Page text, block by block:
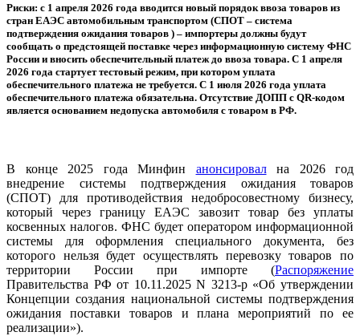
Риски: с 1 апреля 2026 года вводится новый порядок ввоза товаров из
стран ЕАЭС автомобильным транспортом (СПОТ – система
подтверждения ожидания товаров ) – импортеры должны будут
сообщать о предстоящей поставке через информационную систему ФНС
России и вносить обеспечительный платеж до ввоза товара. С 1 апреля
2026 года стартует тестовый режим, при котором уплата
обеспечительного платежа не требуется. С 1 июля 2026 года уплата
обеспечительного платежа обязательна. Отсутствие ДОПП с QR-кодом
является основанием недопуска автомобиля с товаром в РФ.
В конце 2025 года Минфин анонсировална 2026 год
внедрение системы подтверждения ожидания товаров
(СПОТ) для противодействия недобросовестному бизнесу,
который через границу ЕАЭС завозит товар без уплаты
косвенных налогов. ФНС будет оператором информационной
системы для оформления специального документа, без
которого нельзя будет осуществлять перевозку товаров по
территории России при импорте (Распоряжение
Правительства РФ от 10.11.2025 N 3213-р «Об утверждении
Концепции создания национальной системы подтверждения
ожидания поставки товаров и плана мероприятий по ее
реализации»).